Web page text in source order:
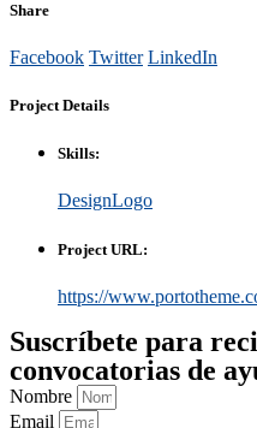
Share
Facebook Twitter LinkedIn
Project Details
Skills:
DesignLogo
Project URL:
https://
Suscríbete para
convocatorias de
Nombre
Email